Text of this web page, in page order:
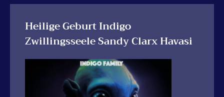
Heilige Geburt Indigo
Zwillingsseele Sandy Clarx Havasi